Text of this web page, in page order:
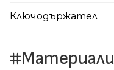
Ключодържател
Материали